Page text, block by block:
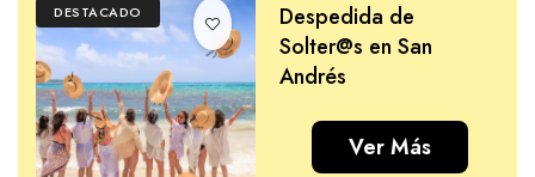
Paquetes Planes
DESTACADO
Despedida de
Solter@s en San
Andrés
Ver Más